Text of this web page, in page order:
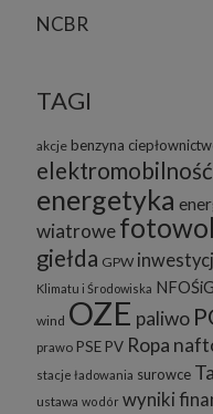
NCBR
TAGI
akcje benzyna
elektromobilność
energetyka
wiatrowe
giełda GPW
Klimatu i Środowiska
wind OZE paliwo
prawo PSE PV Ropa
stacje ładowania surowce
ustawa wodór wyniki